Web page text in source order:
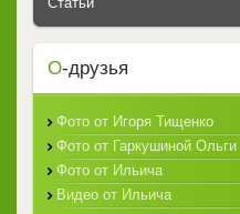
О-друзья
Фото от Игоря Тищенко
Фото от Гаркушиной Ольги
Фото от Ильича
Видео от Ильича